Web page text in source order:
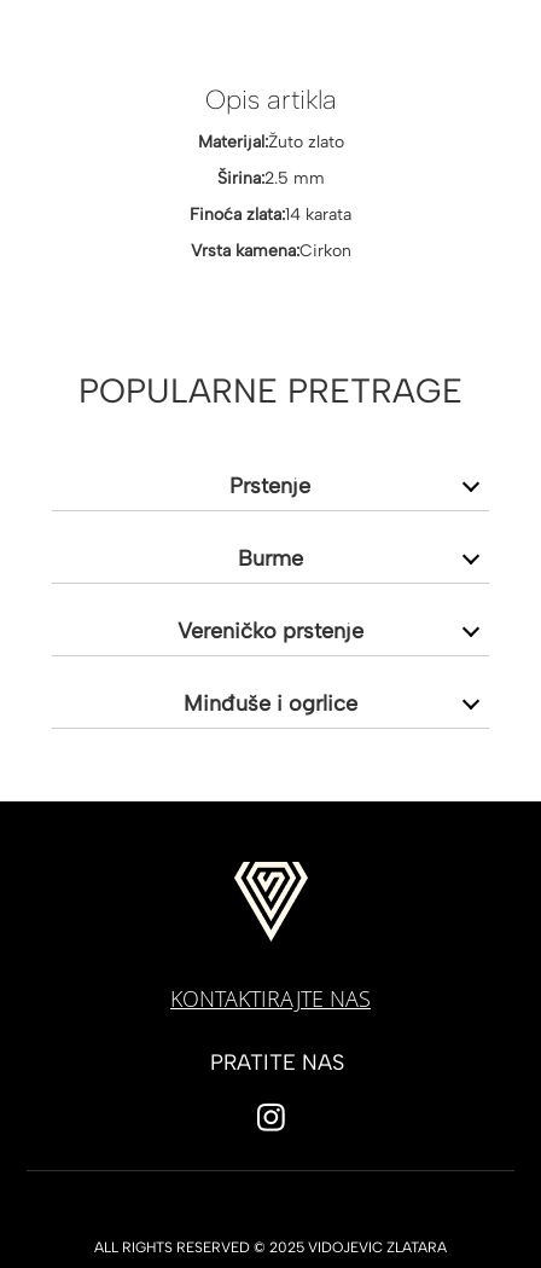
Opis artikla
Materijal:Žuto zlato
Širina:2.5 mm
Finoća zlata:14 karata
Vrsta kamena:Cirkon
POPULARNE PRETRAGE
Prstenje
Burme
Vereničko prstenje
Minđuše i ogrlice
KONTAKTIRAJTE NAS
PRATITE NAS
ALL RIGHTS RESERVED © 2025 VIDOJEVIC ZLATARA